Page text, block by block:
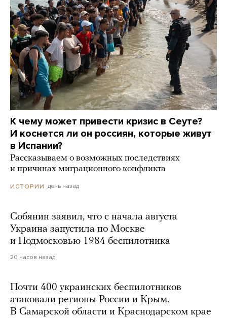
К чему может привести кризис в Сеуте?
И коснется ли он россиян, которые живут
в Испании?
Рассказываем о возможных последствиях
и причинах миграционного конфликта
ИСТОРИИ день назад
Собянин заявил, что с начала августа
Украина запустила по Москве
и Подмосковью 1984 беспилотника
20 часов назад
Почти 400 украинских беспилотников
атаковали регионы России и Крым.
В Самарской области и Краснодарском крае